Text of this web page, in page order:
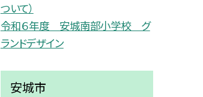
ついて）
令和６年度 安城南部小学校 グ
ランドデザイン
安城市